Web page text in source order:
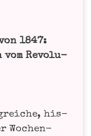
1847:
vom Revo­lu­
his­
Wochen­